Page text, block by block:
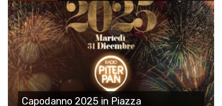
Capodanno 2025 in Piazza